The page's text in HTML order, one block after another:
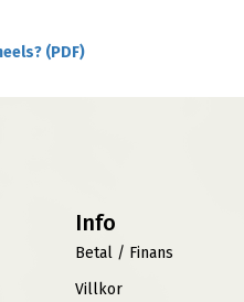
(PDF)
Info
Betal / Finans
Villkor